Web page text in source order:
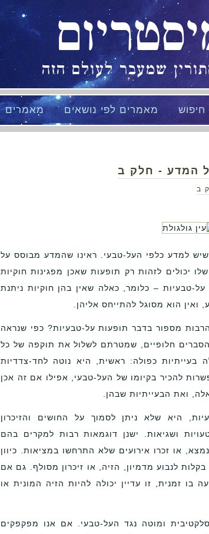
שמעבר לעולם הזה
מאמרים מאמרים לפי נושאים חיפוש
המדע - חלק ב
ב
שיש למדע כלפי העל-טבעי. ראינו שהמדע מבוסס על
יכולים לזהות רק תופעות שאכן מפגינות חוקיות
טבעיות – כלומר, כאלה שאין בהן חוקיות ניתנת
הוא מסוגל להתייחס אליהן.
מספור בדבר תופעות על-טבעיות? כפי שנראה
חלופיים, שמטרתם לשלול את תוקפה של כל
בעייתיות כפולה: ראשית, היא נוטה לחד-צדדיות
להכיר בקיומו של העל-טבעי, אפילו אם זה אכן
ואת הבעייתיות שבהן.
היא שלא ניתן לסמוך על החושים והזיכרון
ושגיאות. ישנן דוגמאות רבות למקרים בהם
או זכרו אירועים שלא התרחשו במציאות. כיוון
לנבוע מדמיון, הזיה, או זיכרון מסולף. גם אם
זמנית, זו עדיין יכולה להיות הזיה המונית או
ומוטה נגד העל-טבעי. אם אנו מפקפקים